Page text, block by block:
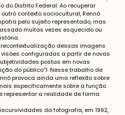
do Distrito Federal. Ao recuperar
contexto sociocultural, Rennó
pelo sujeito representado, mas
muitas vezes esquecido ou
recontextualização dessas imagens
configuradas a partir de novas
postas em novas
do público”1. Nesse trabalho de
provoca ainda uma reflexão sobre
especificamente sobre a função
representar a realidade de forma
da fotografia, em 1992,